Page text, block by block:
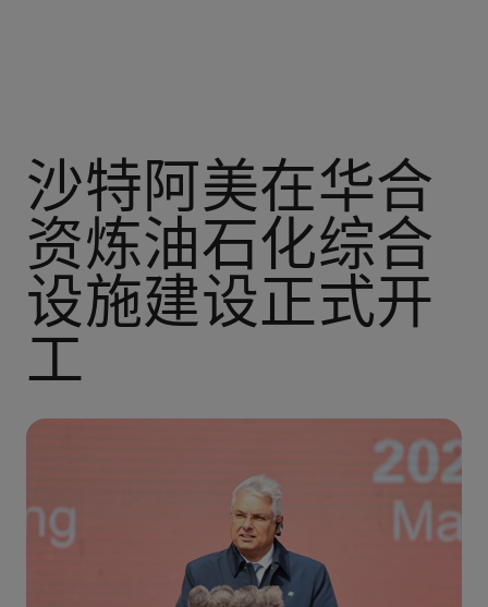
沙特阿美在华合
资炼油石化综合
设施建设正式开
工